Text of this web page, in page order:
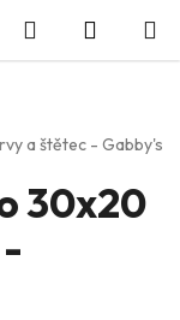
Hledat
KOŠÍK
a štětec - Gabby's
30x20